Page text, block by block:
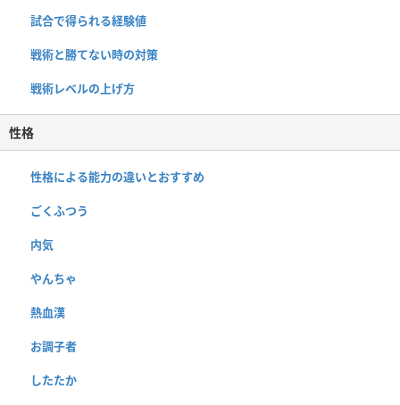
試合で得られる経験値
戦術と勝てない時の対策
戦術レベルの上げ方
性格
性格による能力の違いとおすすめ
ごくふつう
内気
やんちゃ
熱血漢
お調子者
したたか